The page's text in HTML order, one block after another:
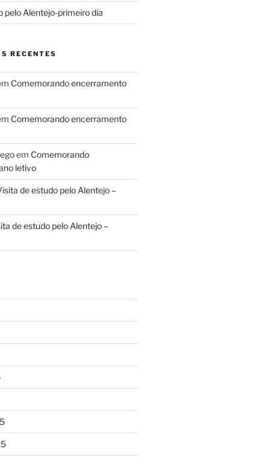
pelo Alentejo-primeiro dia
RECENTES
Comemorando encerramento
Comemorando encerramento
em Comemorando
letivo
de estudo pelo Alentejo –
de estudo pelo Alentejo –